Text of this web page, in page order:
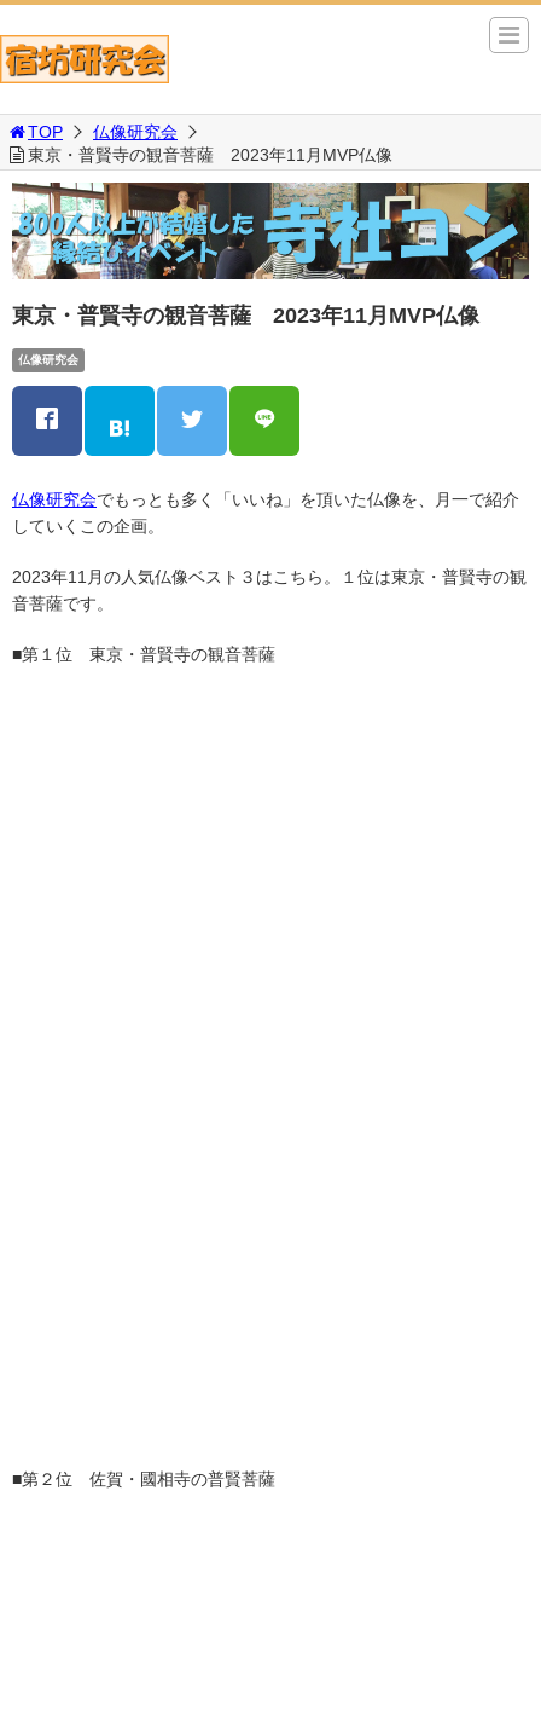
TOP
仏像研究会
東京・普賢寺の観音菩薩 2023年11月MVP仏像
東京・普賢寺の観音菩薩 2023年11月MVP仏像
仏像研究会
仏像研究会でもっとも多く「いいね」を頂いた仏像を、月一で紹介
していくこの企画。
2023年11月の人気仏像ベスト３はこちら。１位は東京・普賢寺の観
音菩薩です。
■第１位 東京・普賢寺の観音菩薩
■第２位 佐賀・國相寺の普賢菩薩